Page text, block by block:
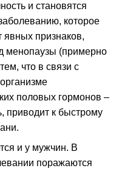
и становятся
которое
явных признаков,
менопаузы (примерно
что в связи с
половых гормонов –
приводит к быстрому
и у мужчин. В
поражаются